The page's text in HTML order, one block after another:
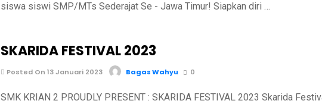
siswa siswi SMP/MTs Sederajat Se - Jawa Timur! Siapkan diri …
SKARIDA FESTIVAL 2023
Posted On 13 Januari 2023 Bagas Wahyu 0
SMK KRIAN 2 PROUDLY PRESENT : SKARIDA FESTIVAL 2023 Skarida